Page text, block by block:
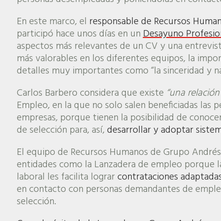
En este marco, el responsable de Recursos
participó hace unos días en unDesayuno
aspectos más relevantes de un CV y una
más valorables en los diferentes equipos, la
detalles muy importantes como “la sinceridad y
Carlos Barbero considera que existe “una
Empleo, en la que no solo salen beneficiadas las
empresas, porque tienen la posibilidad de
de selección para, así,desarrollar y adoptar
El equipo de Recursos Humanos de Grupo
entidades como la Lanzadera de empleo
laboral les facilita lograrcontrataciones
en contacto con personas demandantes de
selección.